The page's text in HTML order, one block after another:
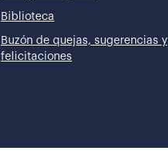
Biblioteca
Buzón de quejas, sugerencias y
felicitaciones